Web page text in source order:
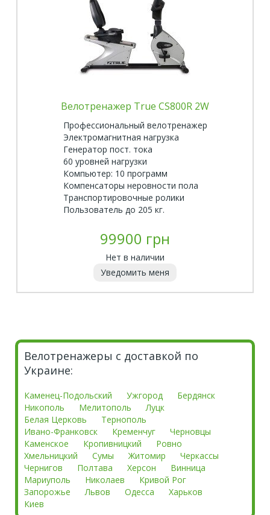
Велотренажер True CS800R 2W
Профессиональный велотренажер
Электромагнитная нагрузка
Генератор пост. тока
60 уровней нагрузки
Компьютер: 10 программ
Компенсаторы неровности пола
Транспортировочные ролики
Пользователь до 205 кг.
99900 грн
Нет в наличии
Уведомить меня
Велотренажеры с доставкой по
Украине:
Каменец-Подольский Ужгород
Бердянск
Никополь
Мелитополь
Луцк
Белая Церковь
Тернополь
Ивано-Франковск
Кременчуг
Черновцы
Каменское
Кропивницкий
Ровно
Хмельницкий
Сумы Житомир
Черкассы
Чернигов
Полтава Херсон
Винница
Мариуполь
Николаев
Кривой Рог
Запорожье
Львов Одесса
Харьков
Киев